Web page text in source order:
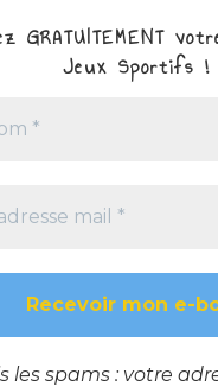
GRATUITEMENT
Jeux Sportifs !
les spams : votre